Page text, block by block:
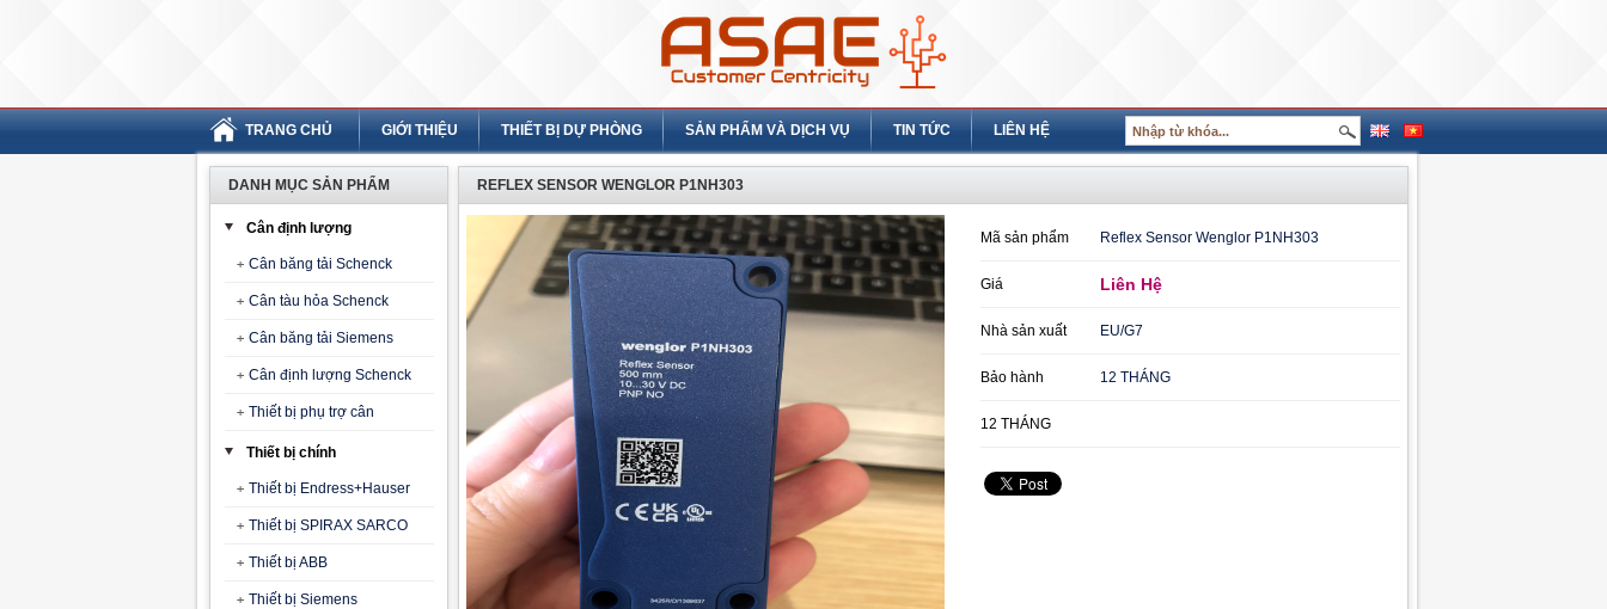
TRANG CHỦ GIỚI THIỆU THIẾT BỊ DỰ PHÒNG SẢN PHẨM VÀ DỊCH VỤ TIN TỨC LIÊN HỆ
DANH MỤC SẢN PHẨM
Cân định lượng
Cân băng tải Schenck
Cân tàu hỏa Schenck
Cân băng tải Siemens
Cân định lượng Schenck
Thiết bị phụ trợ cân
Thiết bị chính
Thiết bị Endress+Hauser
Thiết bị SPIRAX SARCO
Thiết bị ABB
Thiết bị Siemens
REFLEX SENSOR WENGLOR P1NH303
Mã sản phẩm Reflex Sensor Wenglor P1NH303
Giá Liên Hệ
Nhà sản xuất EU/G7
Bảo hành 12 THÁNG
12 THÁNG